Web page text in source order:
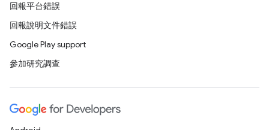
回報平台錯誤
回報說明文件錯誤
Google Play support
參加研究調查